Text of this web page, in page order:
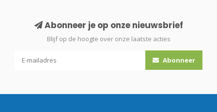
Abonneer je op onze nieuwsbrief
Blijf op de hoogte over onze laatste acties
Abonneer